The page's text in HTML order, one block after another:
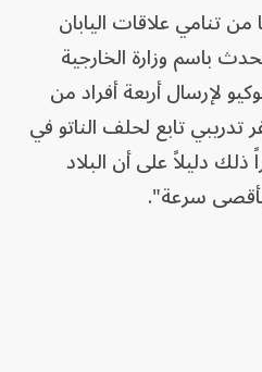
تنامي علاقات اليابان
باسم وزارة الخارجية
لإرسال أربعة أفراد من
تدريبي تابع لحلف الناتو في
ذلك دليلاً على أن البلاد
سرعة".